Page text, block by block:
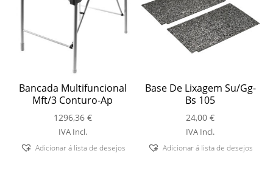
Bancada Multifuncional
Mft/3 Conturo-Ap
1296,36 €
IVA Incl.
Adicionar á lista de desejos
Base De Lixagem Su/Gg-
Bs 105
24,00€
IVA Incl.
Adicionar á lista de desejos